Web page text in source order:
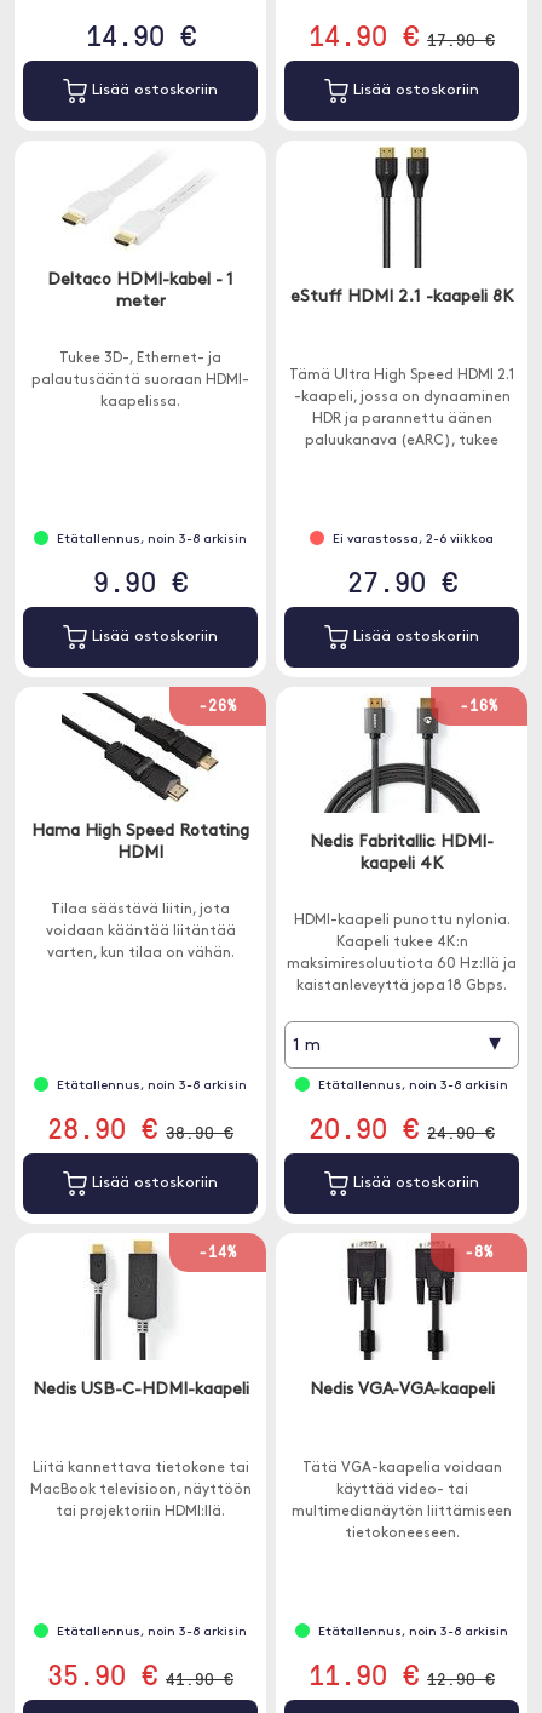
14.90 €
Lisää ostoskoriin
14.90 € 17.90 €
Lisää ostoskoriin
Deltaco HDMI-kabel - 1
meter
Tukee 3D-, Ethernet- ja
palautusääntä suoraan HDMI-
kaapelissa.
Etätallennus, noin 3-8 arkisin
9.90 €
Lisää ostoskoriin
eStuff HDMI 2.1 -kaapeli 8K
Tämä Ultra High Speed HDMI 2.1
-kaapeli, jossa on dynaaminen
HDR ja parannettu äänen
paluukanava (eARC), tukee
Ei varastossa, 2-6 viikkoa
27.90 €
Lisää ostoskoriin
-26%
Hama High Speed Rotating
HDMI
Tilaa säästävä liitin, jota
voidaan kääntää liitäntää
varten, kun tilaa on vähän.
Etätallennus, noin 3-8 arkisin
28.90 € 38.90 €
Lisää ostoskoriin
-16%
Nedis Fabritallic HDMI-
kaapeli 4K
HDMI-kaapeli punottu nylonia.
Kaapeli tukee 4K:n
maksimiresoluutiota 60 Hz:llä ja
kaistanleveyttä jopa 18 Gbps.
1 m ▾
Etätallennus, noin 3-8 arkisin
20.90 € 24.90 €
Lisää ostoskoriin
-14%
Nedis USB-C-HDMI-kaapeli
Liitä kannettava tietokone tai
MacBook televisioon, näyttöön
tai projektoriin HDMI:llä.
Etätallennus, noin 3-8 arkisin
35.90 € 41.90 €
-8%
Nedis VGA-VGA-kaapeli
Tätä VGA-kaapelia voidaan
käyttää video- tai
multimedianäytön liittämiseen
tietokoneeseen.
Etätallennus, noin 3-8 arkisin
11.90 € 12.90 €